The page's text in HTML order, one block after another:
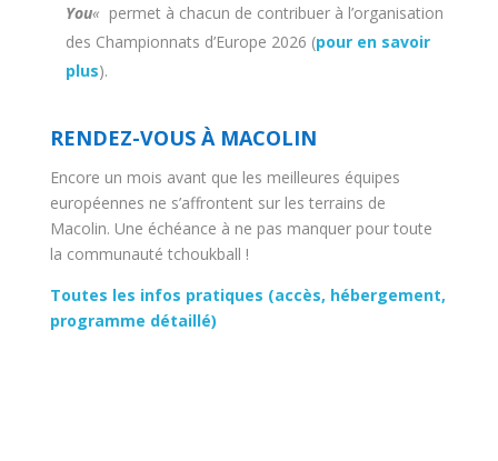
You« permet à chacun de contribuer à l’organisation
des Championnats d’Europe 2026 (pour en savoir
plus).
RENDEZ-VOUS À MACOLIN
Encore un mois avant que les meilleures équipes
européennes ne s’affrontent sur les terrains de
Macolin. Une échéance à ne pas manquer pour toute
la communauté tchoukball !
Toutes les infos pratiques (accès, hébergement,
programme détaillé)